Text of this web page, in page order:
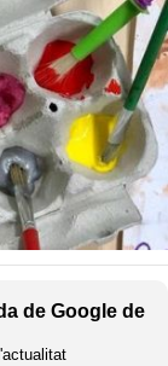
de Google de